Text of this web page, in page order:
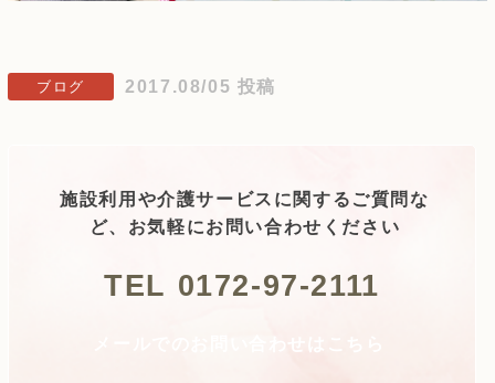
ブログ 2017.08/05 投稿
施設利用や介護サービスに関するご質問な
ど、お気軽にお問い合わせください
TEL 0172-97-2111
メールでのお問い合わせはこちら